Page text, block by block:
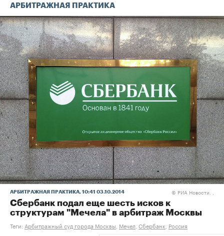
АРБИТРАЖНАЯ ПРАКТИКА
АРБИТРАЖНАЯ ПРАКТИКА, 10:41 03.10.2014 © РИА Новости. ,
Сбербанк подал еще шесть исков к
структурам "Мечела" в арбитраж Москвы
Теги: Арбитражный суд города Москвы Мечел Сбербанк Россия